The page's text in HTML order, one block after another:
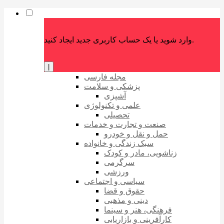
وارد شوید یا یک حساب کاربری جدید ایجاد کنید.
مجله فارسی
پزشکی و سلامت
آشپزی
علمی و تکنولوژی
تحصیلی
صنعت و تجارت و خدمات
حمل و نقل و خودرو
سبک زندگی و خانواده
زناشویی، مادر و کودک
سرگرمی
ورزشی
سیاسی و اجتماعی
حقوق و قضا
دینی و مذهبی
فرهنگی، هنر و سینما
کارآفرینی و بازاریابی